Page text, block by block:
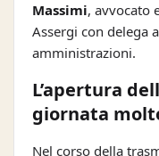
Massimi, avvocato
Assergi con delega
amministrazioni.
L’apertura
giornata
Nel corso della